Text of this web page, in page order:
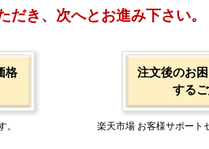
だき、次へとお進み下さい。
格
。
注文後のお
する
楽天市場 お客様サポート